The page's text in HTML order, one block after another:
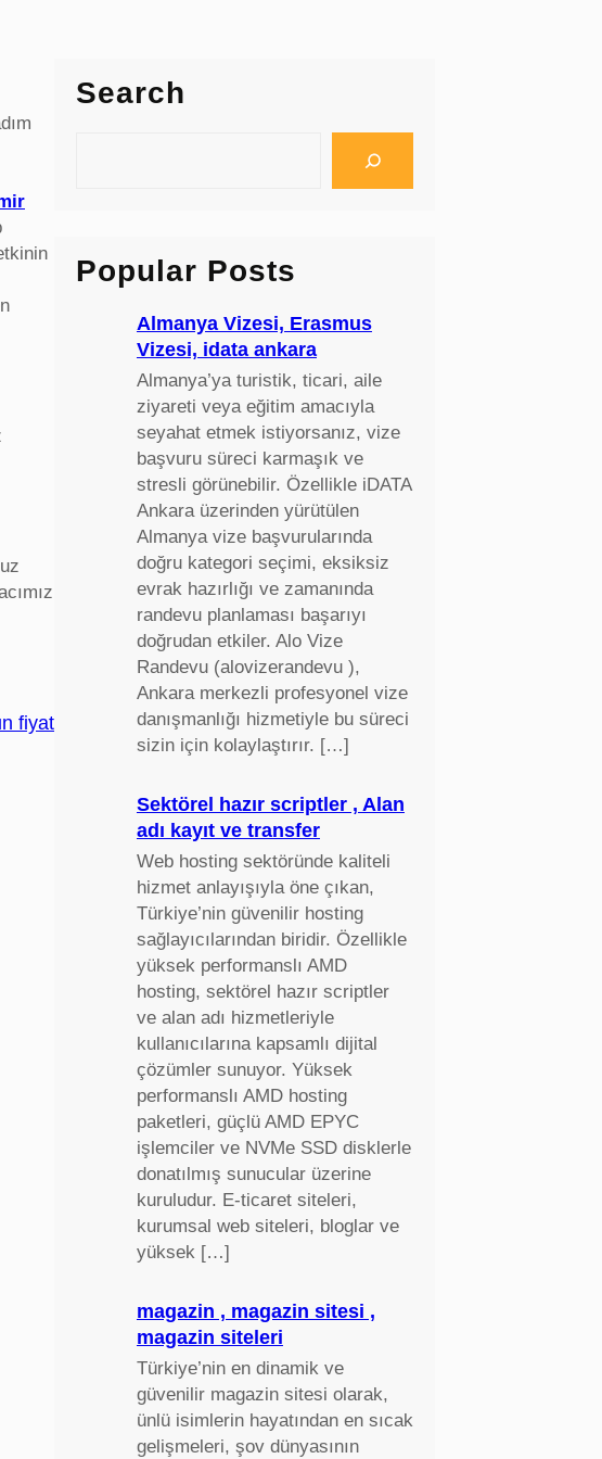
fiyat
Search
h
Popular Posts
Almanya Vizesi, Erasmus
Vizesi, idata ankara
Almanya’ya turistik, ticari, aile
ziyareti veya eğitim amacıyla
seyahat etmek istiyorsanız, vize
başvuru süreci karmaşık ve
stresli görünebilir. Özellikle iDATA
Ankara üzerinden yürütülen
Almanya vize başvurularında
doğru kategori seçimi, eksiksiz
evrak hazırlığı ve zamanında
randevu planlaması başarıyı
doğrudan etkiler. Alo Vize
Randevu (alovizerandevu ),
Ankara merkezli profesyonel vize
danışmanlığı hizmetiyle bu süreci
sizin için kolaylaştırır. […]
Sektörel hazır scriptler , Alan
adı kayıt ve transfer
Web hosting sektöründe kaliteli
hizmet anlayışıyla öne çıkan,
Türkiye’nin güvenilir hosting
sağlayıcılarından biridir. Özellikle
yüksek performanslı AMD
hosting, sektörel hazır scriptler
ve alan adı hizmetleriyle
kullanıcılarına kapsamlı dijital
çözümler sunuyor. Yüksek
performanslı AMD hosting
paketleri, güçlü AMD EPYC
işlemciler ve NVMe SSD disklerle
donatılmış sunucular üzerine
kuruludur. E-ticaret siteleri,
kurumsal web siteleri, bloglar ve
yüksek […]
magazin , magazin sitesi ,
magazin siteleri
Türkiye’nin en dinamik ve
güvenilir magazin sitesi olarak,
ünlü isimlerin hayatından en sıcak
gelişmeleri, şov dünyasının